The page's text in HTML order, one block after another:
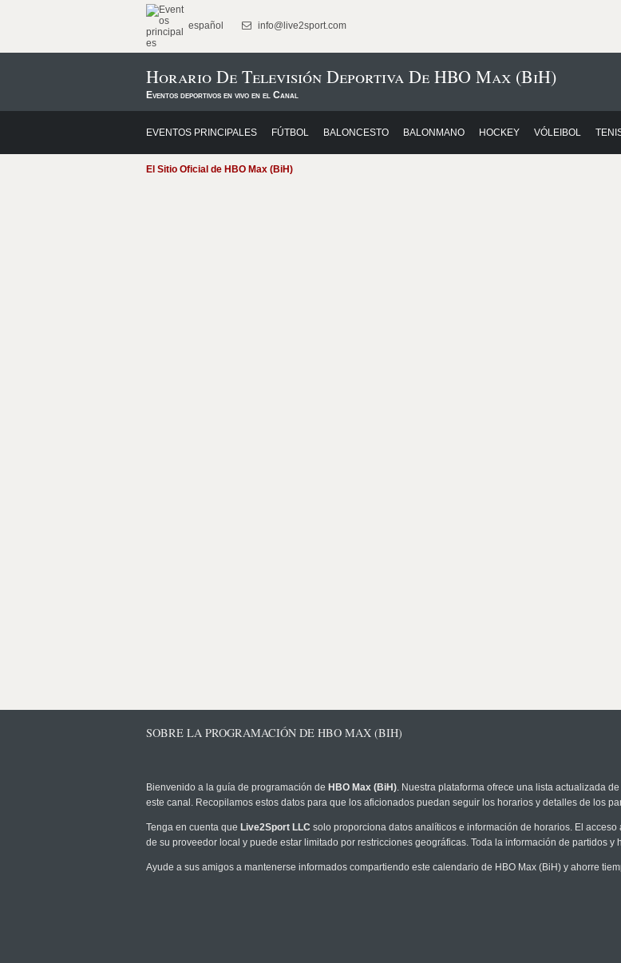
español info@live2sport.com
Horario De Televisión Deportiva De HBO Max (BiH)
Eventos deportivos en vivo en el Canal
EVENTOS PRINCIPALES FÚTBOL BALONCESTO BALONMANO HOCKEY VÓLEIBOL
El Sitio Oficial de HBO Max (BiH)
SOBRE LA PROGRAMACIÓN DE HBO MAX (BIH)
Bienvenido a la guía de programación de HBO Max (BiH). Nuestra plataforma ofrece una lista actualizada
este canal. Recopilamos estos datos para que los aficionados puedan seguir los horarios y detalles de los
Tenga en cuenta que Live2Sport LLC solo proporciona datos analíticos e información de horarios. El
de su proveedor local y puede estar limitado por restricciones geográficas. Toda la información de partidos
Ayude a sus amigos a mantenerse informados compartiendo este calendario de HBO Max (BiH) y ahorre